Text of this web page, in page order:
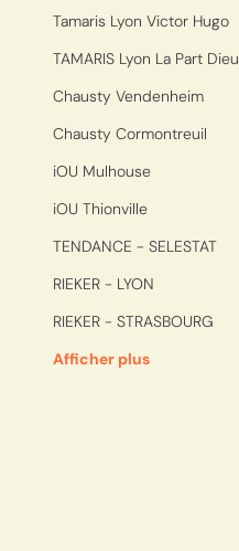
Tamaris Lyon Victor Hugo
TAMARIS Lyon La Part Dieu
Chausty Vendenheim
Chausty Cormontreuil
iOU Mulhouse
iOU Thionville
TENDANCE - SELESTAT
RIEKER - LYON
RIEKER - STRASBOURG
Afficher plus